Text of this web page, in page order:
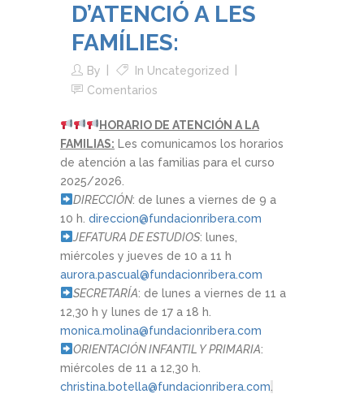
D’ATENCIÓ A LES
FAMÍLIES:
By In Uncategorized
Comentarios
HORARIO DE ATENCIÓN A LA
FAMILIAS: Les comunicamos los horarios
de atención a las familias para el curso
2025/2026.
DIRECCIÓN: de lunes a viernes de 9 a
10 h. direccion@fundacionribera.com
JEFATURA DE ESTUDIOS: lunes,
miércoles y jueves de 10 a 11 h
aurora.pascual@fundacionribera.com
SECRETARÍA: de lunes a viernes de 11 a
12,30 h y lunes de 17 a 18 h.
monica.molina@fundacionribera.com
ORIENTACIÓN INFANTIL Y PRIMARIA:
miércoles de 11 a 12,30 h.
christina.botella@fundacionribera.com